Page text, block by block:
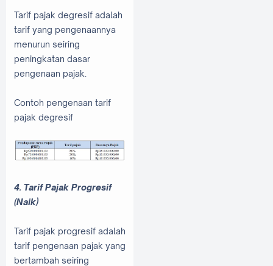
Tarif pajak degresif adalah
tarif yang pengenaannya
menurun seiring
peningkatan dasar
pengenaan pajak.
Contoh pengenaan tarif
pajak degresif
4. Tarif Pajak Progresif
(Naik)
Tarif pajak progresif adalah
tarif pengenaan pajak yang
bertambah seiring